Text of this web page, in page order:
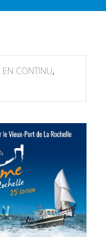
CONTINU,